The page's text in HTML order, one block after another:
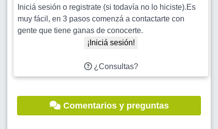
Iniciá sesión o registrate (si todavía no lo hiciste).Es
muy fácil, en 3 pasos comenzá a contactarte con
gente que tiene ganas de conocerte.
¡Iniciá sesión!
¿Consultas?
Comentarios y preguntas